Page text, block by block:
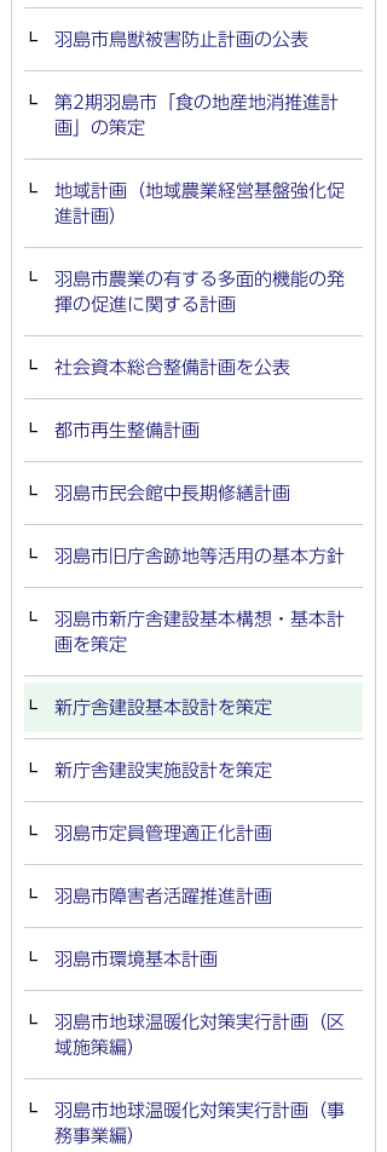
羽島市鳥獣被害防止計画の公表
第2期羽島市「食の地産地消推進計
画」の策定
地域計画（地域農業経営基盤強化促
進計画）
羽島市農業の有する多面的機能の発
揮の促進に関する計画
社会資本総合整備計画を公表
都市再生整備計画
羽島市民会館中長期修繕計画
羽島市旧庁舎跡地等活用の基本方針
羽島市新庁舎建設基本構想・基本計
画を策定
新庁舎建設基本設計を策定
新庁舎建設実施設計を策定
羽島市定員管理適正化計画
羽島市障害者活躍推進計画
羽島市環境基本計画
羽島市地球温暖化対策実行計画（区
域施策編）
羽島市地球温暖化対策実行計画（事
務事業編）